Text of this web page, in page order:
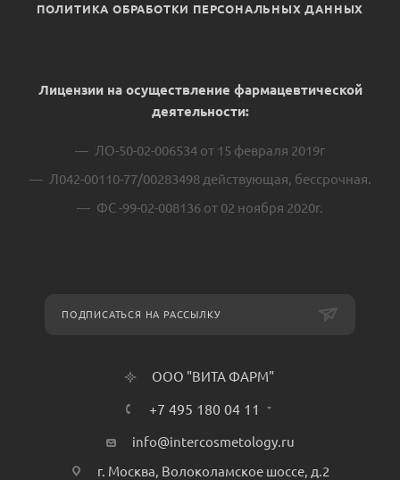
ПОЛИТИКА ОБРАБОТКИ ПЕРСОНАЛЬНЫХ ДАННЫХ
Лицензии на осуществление фармацевтической
деятельности:
ЛО-50-02-006534 от 15 февраля 2019г
Л042-00110-77/00283498 действующая, бессрочная.
ФС -99-02-008136 от 02 ноября 2020г.
ПОДПИСАТЬСЯ НА РАССЫЛКУ
ООО "ВИТА ФАРМ"
+7 495 180 04 11
info@intercosmetology.ru
г. Москва, Волоколамское шоссе, д.2